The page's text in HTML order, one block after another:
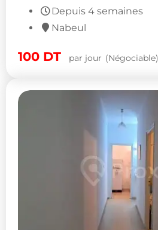
Depuis 4 semaines
Nabeul
100 DT par jour (Négociable)